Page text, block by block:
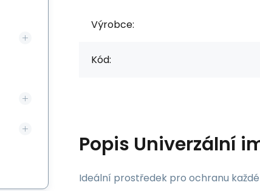
Výrobce:
Kód:
Popis Univerzální
Ideální prostředek pro ochranu